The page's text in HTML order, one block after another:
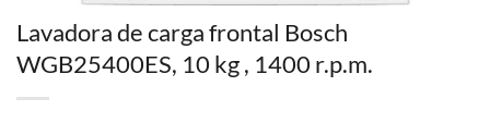
Lavadora de carga frontal Bosch
WGB25400ES, 10 kg , 1400 r.p.m.